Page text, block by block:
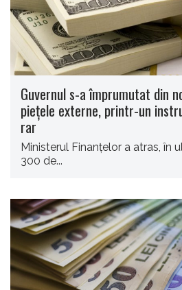
Guvernul s-a împrumutat din
piețele externe, printr-un
rar
Ministerul Finanțelor a atras, în
300 de...